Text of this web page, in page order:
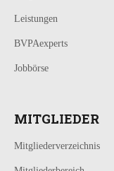
Leistungen
BVPAexperts
Jobbörse
MITGLIEDER
Mitgliederverzeichnis